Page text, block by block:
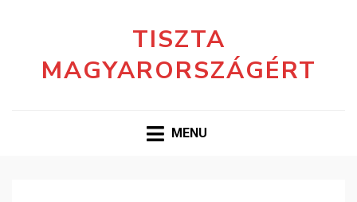
TISZTA
MAGYARORSZÁGÉRT
MENU